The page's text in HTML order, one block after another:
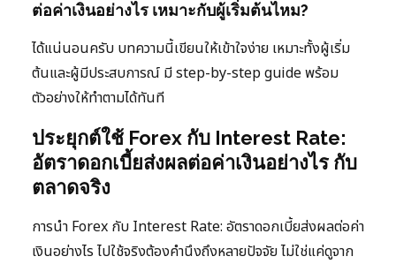
ต่อค่าเงินอย่างไร เหมาะกับผู้เริ่มต้นไหม?
ได้แน่นอนครับ บทความนี้เขียนให้เข้าใจง่าย เหมาะทั้งผู้เริ่ม
ต้นและผู้มีประสบการณ์ มี step-by-step guide พร้อม
ตัวอย่างให้ทำตามได้ทันที
ประยุกต์ใช้ Forex กับ Interest Rate:
อัตราดอกเบี้ยส่งผลต่อค่าเงินอย่างไร กับ
ตลาดจริง
การนำ Forex กับ Interest Rate: อัตราดอกเบี้ยส่งผลต่อค่า
เงินอย่างไร ไปใช้จริงต้องคำนึงถึงหลายปัจจัย ไม่ใช่แค่ดูจาก